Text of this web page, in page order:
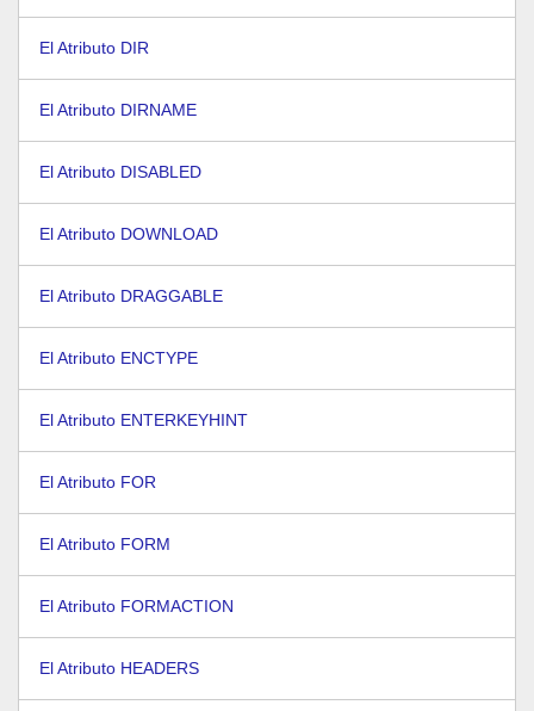
El Atributo DIR
El Atributo DIRNAME
El Atributo DISABLED
El Atributo DOWNLOAD
El Atributo DRAGGABLE
El Atributo ENCTYPE
El Atributo ENTERKEYHINT
El Atributo FOR
El Atributo FORM
El Atributo FORMACTION
El Atributo HEADERS